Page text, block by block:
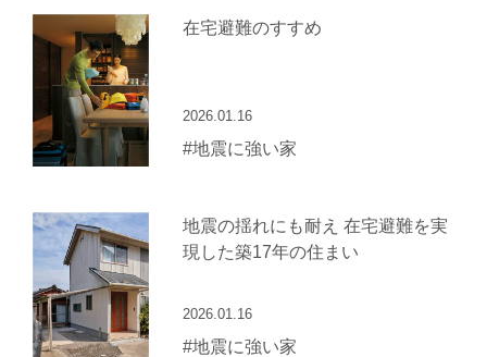
在宅避難のすすめ
2026.01.16
#地震に強い家
地震の揺れにも耐え 在宅避難を実
現した築17年の住まい
2026.01.16
#地震に強い家